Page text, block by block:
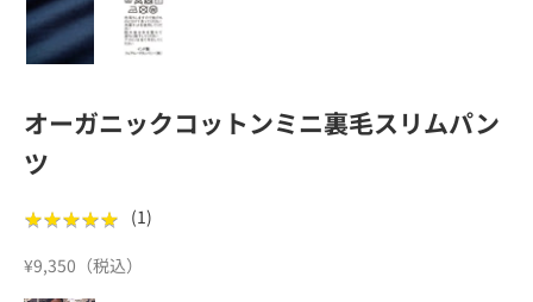
オーガニックコットンミニ裏毛スリムパン
ツ
★★★★★
★★★★★ (1)
セール価格
¥9,350（税込）